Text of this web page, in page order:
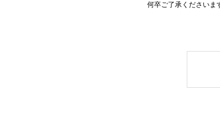
何卒ご了承くださいま